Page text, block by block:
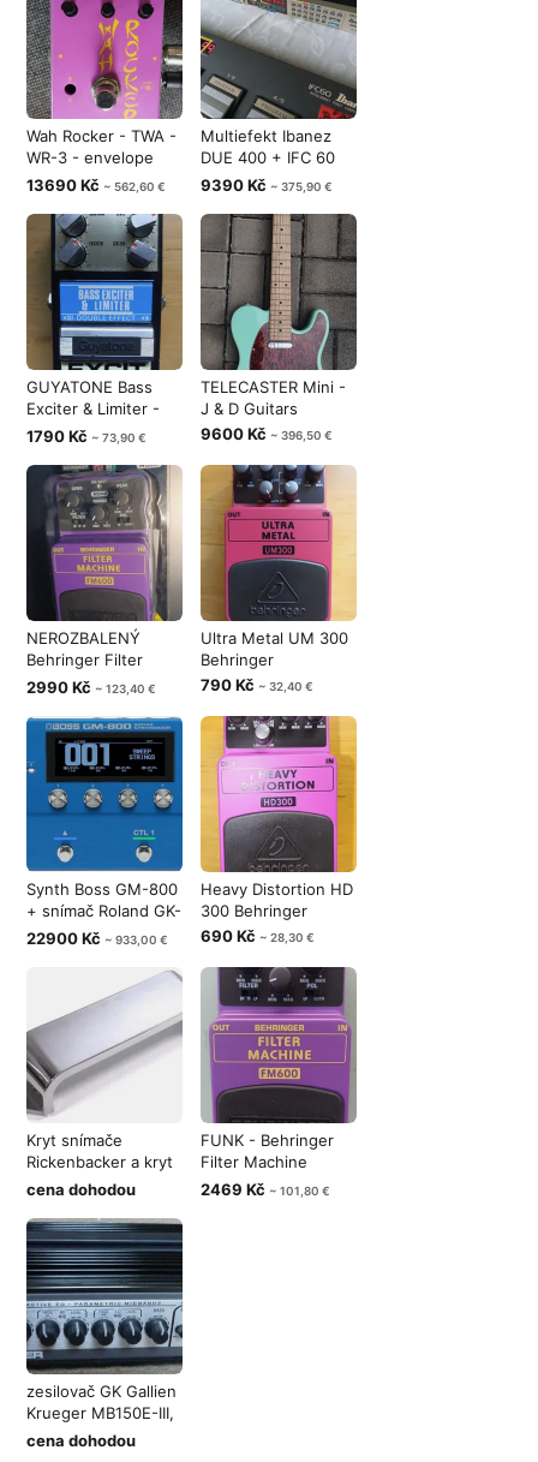
Wah Rocker - TWA -
WR-3 - envelope
filter - k
13690 Kč ~ 562,60 €
Multiefekt Ibanez
DUE 400 + IFC 60
Foot Contr
9390 Kč ~ 375,90 €
GUYATONE Bass
Exciter & Limiter -
Double effe
1790 Kč ~ 73,90 €
TELECASTER Mini -
J & D Guitars
9600 Kč ~ 396,50 €
NEROZBALENÝ
Behringer Filter
Machine FM600 -
2990 Kč ~ 123,40 €
Ultra Metal UM 300
Behringer
790 Kč ~ 32,40 €
Synth Boss GM-800
+ snímač Roland GK-
5B
22900 Kč ~ 933,00 €
Heavy Distortion HD
300 Behringer
690 Kč ~ 28,30 €
Kryt snímače
Rickenbacker a kryt
struníku Fen
cena dohodou
FUNK - Behringer
Filter Machine
FM600
2469 Kč ~ 101,80 €
zesilovač GK Gallien
Krueger MB150E-III,
nebo
cena dohodou